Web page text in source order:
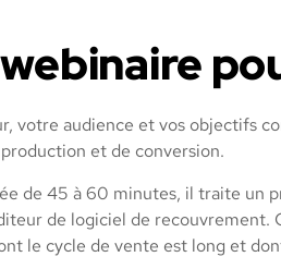
votre audience et vos objectifs
et de conversion.
de 45 à 60 minutes, il traite un
de logiciel de recouvrement.
le cycle de vente est long et